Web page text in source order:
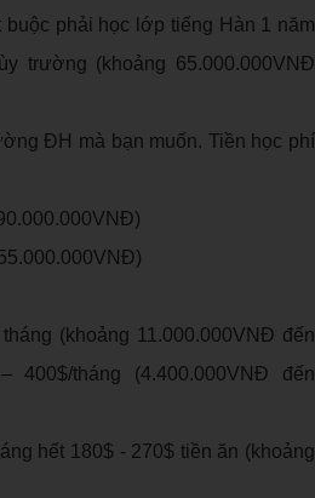
phải học lớp tiếng Hàn 1 năm
trường (khoảng 65.000.000VNĐ
ĐH mà bạn muốn. Tiền học phí
(khoảng 11.000.000VNĐ đến
tháng (4.400.000VNĐ đến
hết 180$ - 270$ tiền ăn (khoảng